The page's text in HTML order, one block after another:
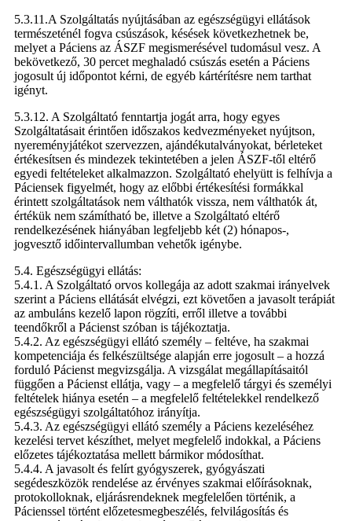
5.3.11.A Szolgáltatás nyújtásában az egészségügyi ellátások
természeténél fogva csúszások, késések következhetnek be,
melyet a Páciens az ÁSZF megismerésével tudomásul vesz. A
bekövetkező, 30 percet meghaladó csúszás esetén a Páciens
jogosult új időpontot kérni, de egyéb kártérítésre nem tarthat
igényt.
5.3.12. A Szolgáltató fenntartja jogát arra, hogy egyes
Szolgáltatásait érintően időszakos kedvezményeket nyújtson,
nyereményjátékot szervezzen, ajándékutalványokat, bérleteket
értékesítsen és mindezek tekintetében a jelen ÁSZF-től eltérő
egyedi feltételeket alkalmazzon. Szolgáltató ehelyütt is felhívja a
Páciensek figyelmét, hogy az előbbi értékesítési formákkal
érintett szolgáltatások nem válthatók vissza, nem válthatók át,
értékük nem számítható be, illetve a Szolgáltató eltérő
rendelkezésének hiányában legfeljebb két (2) hónapos-,
jogvesztő időintervallumban vehetők igénybe.
5.4. Egészségügyi ellátás:
5.4.1. A Szolgáltató orvos kollegája az adott szakmai irányelvek
szerint a Páciens ellátását elvégzi, ezt követően a javasolt terápiát
az ambuláns kezelő lapon rögzíti, erről illetve a további
teendőkről a Pácienst szóban is tájékoztatja.
5.4.2. Az egészségügyi ellátó személy – feltéve, ha szakmai
kompetenciája és felkészültsége alapján erre jogosult – a hozzá
forduló Pácienst megvizsgálja. A vizsgálat megállapításaitól
függően a Pácienst ellátja, vagy – a megfelelő tárgyi és személyi
feltételek hiánya esetén – a megfelelő feltételekkel rendelkező
egészségügyi szolgáltatóhoz irányítja.
5.4.3. Az egészségügyi ellátó személy a Páciens kezeléséhez
kezelési tervet készíthet, melyet megfelelő indokkal, a Páciens
előzetes tájékoztatása mellett bármikor módosíthat.
5.4.4. A javasolt és felírt gyógyszerek, gyógyászati
segédeszközök rendelése az érvényes szakmai előírásoknak,
protokolloknak, eljárásrendeknek megfelelően történik, a
Pácienssel történt előzetesmegbeszélés, felvilágosítás és